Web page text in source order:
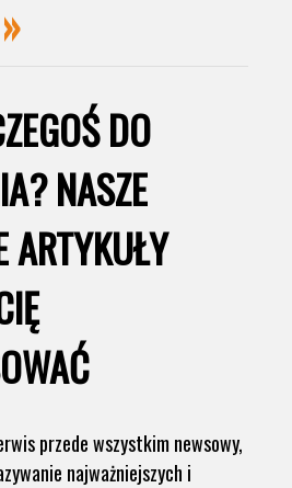
DO
NASZE
ARTYKUŁY
przede wszystkim newsowy,
najważniejszych i